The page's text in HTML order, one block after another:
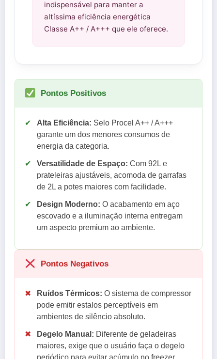
indispensável para manter a
altíssima eficiência energética
Classe A++ / A+++ que ele oferece.
Pontos Positivos
✔ Alta Eficiência: Selo Procel A++ / A+++
garante um dos menores consumos de
energia da categoria.
✔ Versatilidade de Espaço: Com 92L e
prateleiras ajustáveis, acomoda de garrafas
de 2L a potes maiores com facilidade.
✔ Design Moderno: O acabamento em aço
escovado e a iluminação interna entregam
um aspecto premium ao ambiente.
Pontos Negativos
✖ Ruídos Térmicos: O sistema de compressor
pode emitir estalos perceptíveis em
ambientes de silêncio absoluto.
✖ Degelo Manual: Diferente de geladeiras
maiores, exige que o usuário faça o degelo